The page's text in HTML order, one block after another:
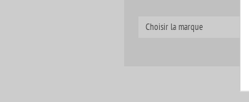
Choisir la marque